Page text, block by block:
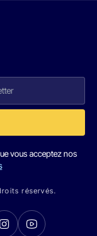
vous acceptez nos
réservés.